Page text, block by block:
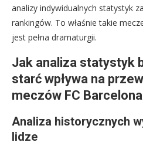
analizy indywidualnych statystyk
rankingów. To właśnie takie
jest pełna dramaturgii.
Jak analiza statystyk
starć wpływa na
meczów FC
Analiza historycznych
lidze